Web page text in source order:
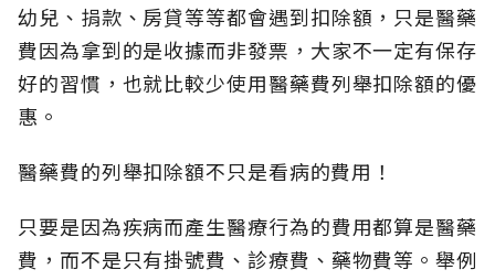
幼兒、捐款、房貸等等都會遇到扣除額，只是醫藥
費因為拿到的是收據而非發票，大家不一定有保存
好的習慣，也就比較少使用醫藥費列舉扣除額的優
惠。
醫藥費的列舉扣除額不只是看病的費用！
只要是因為疾病而產生醫療行為的費用都算是醫藥
費，而不是只有掛號費、診療費、藥物費等。舉例